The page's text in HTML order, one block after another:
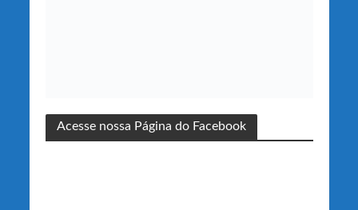
Acesse nossa Página do Facebook